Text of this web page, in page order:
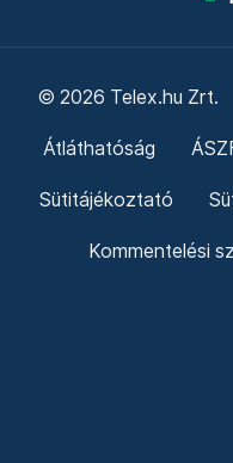
© 2026 Telex.hu Zrt.
Átláthatóság
Sütitájékoztató
Kommentelési